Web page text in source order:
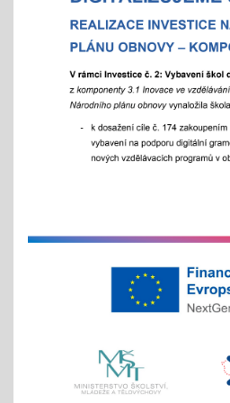
- od 16 hod.
Adaptační týden - tradiční
01.09.2025
- celoškoní akce 1.- 5. 9./
komunikace a sociálního klima
tradiční červnové akce
inovativní vzdělávání
Buďme EKO, buďme FAJN
inov. vzdělávání Šablony
celoškolní projekt